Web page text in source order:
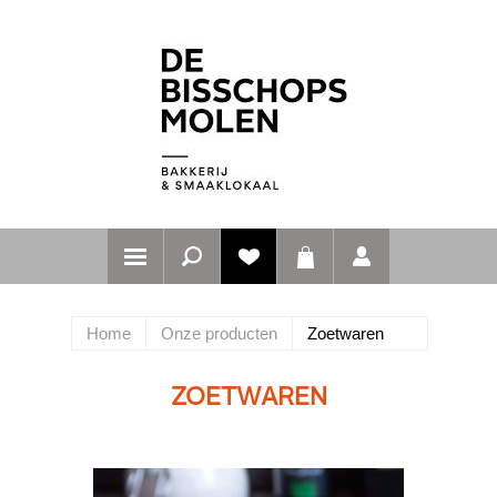
Home Onze producten Zoetwaren
ZOETWAREN